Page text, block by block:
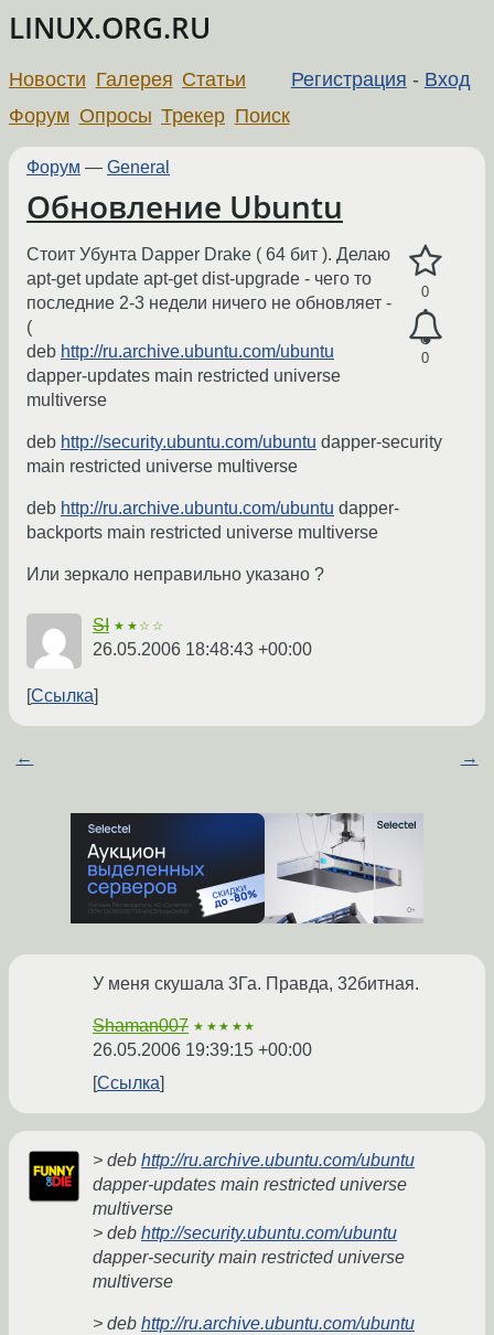
LINUX.ORG.RU
Регистрация - Вход
Новости Галерея Статьи
Форум Опросы Трекер Поиск
Форум — General
Обновление Ubuntu
0
0
Стоит Убунта Dapper Drake ( 64 бит ). Делаю
apt-get update apt-get dist-upgrade - чего то
последние 2-3 недели ничего не обновляет -
(
deb http://ru.archive.ubuntu.com/ubuntu
dapper-updates main restricted universe
multiverse
deb http://security.ubuntu.com/ubuntu dapper-security
main restricted universe multiverse
deb http://ru.archive.ubuntu.com/ubuntu dapper-
backports main restricted universe multiverse
Или зеркало неправильно указано ?
SI ★★☆☆
26.05.2006 18:48:43 +00:00
Ссылка
← →
У меня скушала 3Га. Правда, 32битная.
Shaman007 ★★★★★
26.05.2006 19:39:15 +00:00
Ссылка
> deb http://ru.archive.ubuntu.com/ubuntu
dapper-updates main restricted universe
multiverse
> deb http://security.ubuntu.com/ubuntu
dapper-security main restricted universe
multiverse
> deb http://ru.archive.ubuntu.com/ubuntu